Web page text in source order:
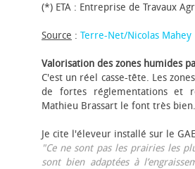
(*) ETA : Entreprise de Travaux
Source : Terre-Net/Nicolas Mahey
Valorisation des zones humides
C'est un réel casse-tête. Les
de fortes réglementations et
Mathieu Brassart le font très bien.
Je cite l'éleveur installé sur le
"Ce ne sont pas les prairies les
sont bien adaptées à